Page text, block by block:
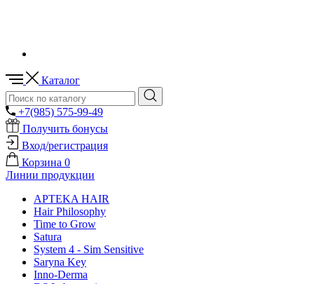
Каталог
+7(985) 575-99-49
Получить бонусы
Вход/регистрация
Корзина 0
Линии продукции
APTEKA HAIR
Hair Philosophy
Time to Grow
Satura
System 4 - Sim Sensitive
Saryna Key
Inno-Derma